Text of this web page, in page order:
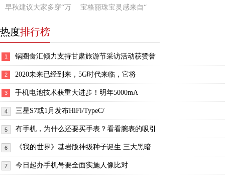
早秋建议大家多穿“万 宝格丽珠宝灵感来自“
热度排行榜
1 锅圈食汇倾力支持甘肃旅游节采访活动获赞誉
2 2020未来已经到来，5G时代来临，它将
3 手机电池技术获重大进步！明年5000mA
4 三星S7或1月发布HiFi/TypeC/
5 有手机，为什么还要买手表？看看腕表的吸引
6 《我的世界》基岩版神级种子诞生 三大黑暗
7 今日起办手机号要全面实施人像比对